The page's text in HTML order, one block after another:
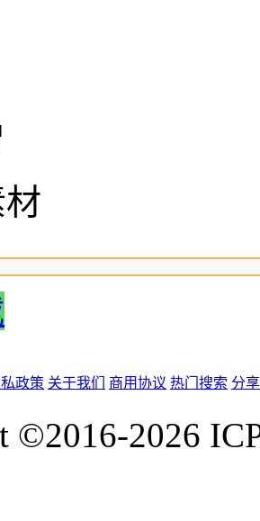
私政策 关于我们 商用协议 热门搜索 分
©2016-2026